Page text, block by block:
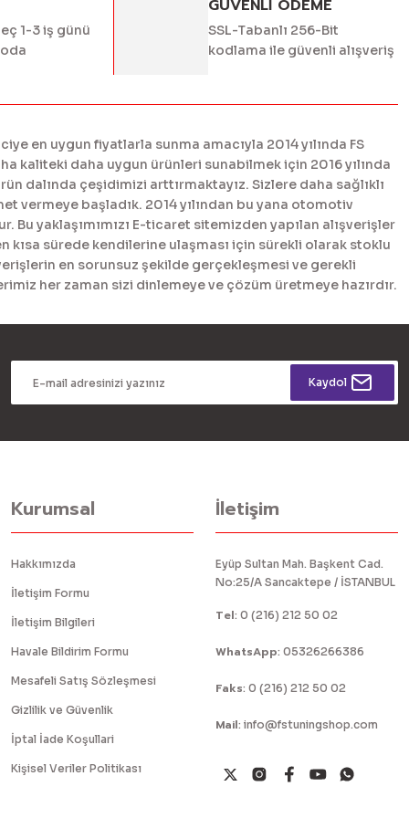
1-3 iş günü
GÜVENLİ ÖDEME
SSL-Tabanlı 256-Bit
kodlama ile güvenli alışveriş
en uygun fiyatlarla sunma amacıyla 2014 yılında FS
kaliteki daha uygun ürünleri sunabilmek için 2016 yılında
dalında çeşidimizi arttırmaktayız. Sizlere daha sağlıklı
vermeye başladık. 2014 yılından bu yana otomotiv
yaklaşımımızı E-ticaret sitemizden yapılan alışverişler
sürede kendilerine ulaşması için sürekli olarak stoklu
en sorunsuz şekilde gerçekleşmesi ve gerekli
her zaman sizi dinlemeye ve çözüm üretmeye hazırdır.
Kaydol
Kurumsal
Hakkımızda
İletişim Formu
İletişim Bilgileri
Havale Bildirim Formu
Mesafeli Satış Sözleşmesi
Gizlilik ve Güvenlik
İptal İade Koşullari
Kişisel Veriler Politikası
İletişim
Eyüp Sultan Mah. Başkent Cad.
No:25/A Sancaktepe / İSTANBUL
Tel: 0 (216) 212 50 02
WhatsApp: 05326266386
Faks: 0 (216) 212 50 02
Mail: info@fstuningshop.com